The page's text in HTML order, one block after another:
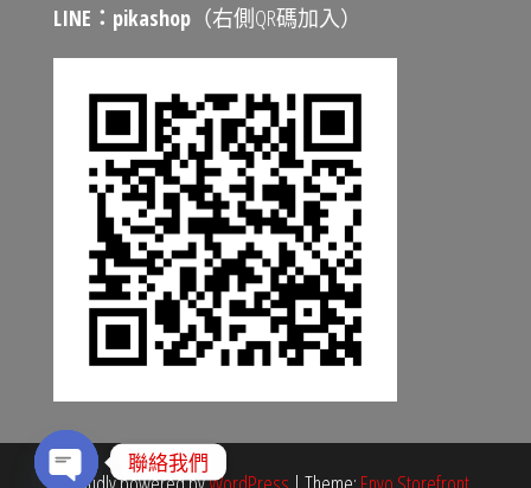
LINE：pikashop （右側QR碼加入）
聯絡我們